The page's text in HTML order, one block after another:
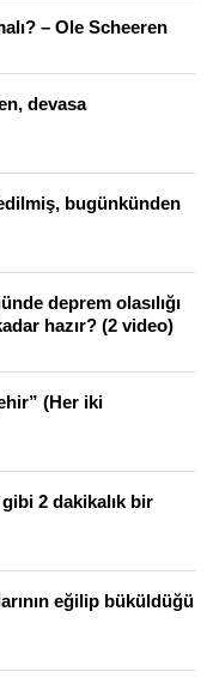
– Ole Scheeren
devasa
bugünkünden
deprem olasılığı
hazır? (2 video)
(Her iki
2 dakikalık bir
eğilip büküldüğü